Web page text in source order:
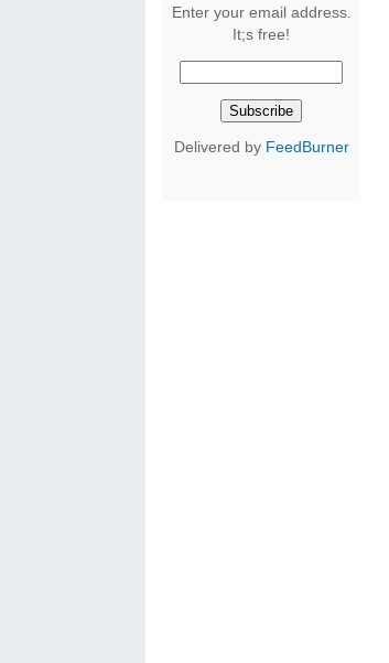
Enter your email address.
It;s free!
Delivered by FeedBurner